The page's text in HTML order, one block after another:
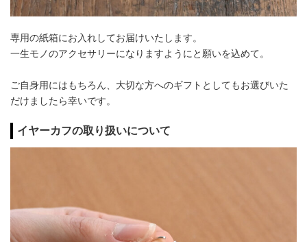
専用の紙箱にお入れしてお届けいたします。
一生モノのアクセサリーになりますようにと願いを込めて。
ご自身用にはもちろん、大切な方へのギフトとしてもお選びいた
だけましたら幸いです。
イヤーカフの取り扱いについて